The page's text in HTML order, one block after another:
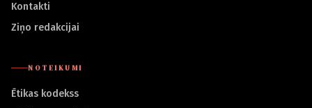
Kontakti
Ziņo redakcijai
NOTEIKUMI
Ētikas kodekss